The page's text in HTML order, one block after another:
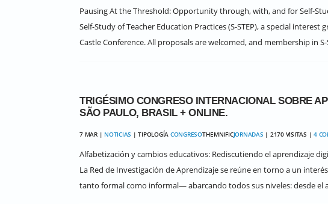
Pausing At the Threshold: Opportunity through, with, and for Self-
Self-Study of Teacher Education Practices (S-STEP), a special
Castle Conference. All proposals are welcomed, and membership in
TRIGÉSIMO CONGRESO INTERNACIONAL SOBRE
SÃO PAULO, BRASIL + ONLINE.
7 MAR | NOTICIAS | TIPOLOGÍA CONGRESOTHEMNIFICJORNADAS | 2170 VISITAS | 4
Alfabetización y cambios educativos: Rediscutiendo el aprendizaje
La Red de Investigación de Aprendizaje se reúne en torno a un
tanto formal como informal― abarcando todos sus niveles: desde el